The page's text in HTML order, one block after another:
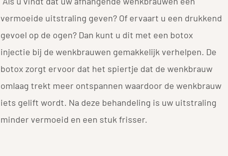
vermoeide uitstraling geven? Of ervaart u een drukkend
gevoel op de ogen? Dan kunt u dit met een botox
injectie bij de wenkbrauwen gemakkelijk verhelpen. De
botox zorgt ervoor dat het spiertje dat de wenkbrauw
omlaag trekt meer ontspannen waardoor de wenkbrauw
iets gelift wordt. Na deze behandeling is uw uitstraling
minder vermoeid en een stuk frisser.